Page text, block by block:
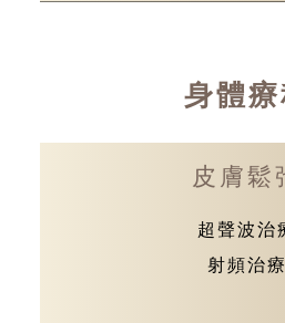
身體療
皮膚鬆
超聲波治
射頻治療